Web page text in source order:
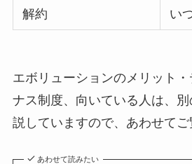
解約 い
エボリューションのメリット
ナス制度、向いている人は、
説していますので、あわせてご
あわせて読みたい